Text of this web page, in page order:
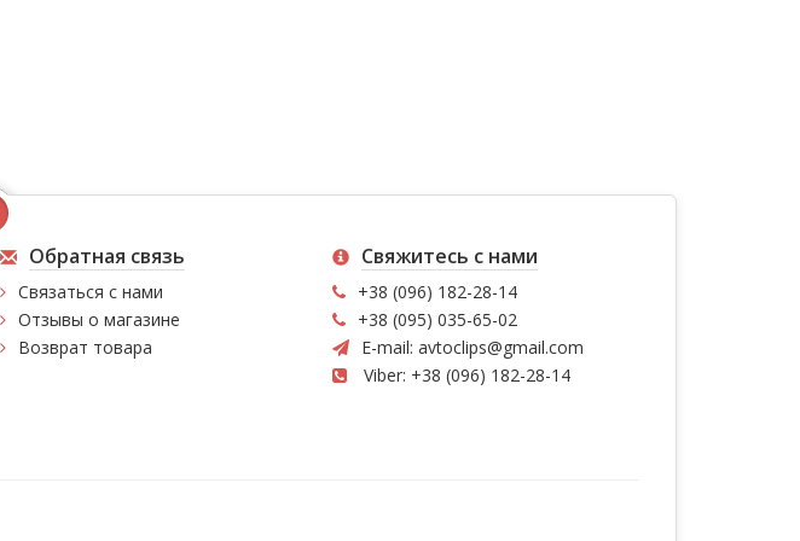
Обратная связь
Связаться с нами
Отзывы о магазине
Возврат товара
Свяжитесь с нами
+38 (096) 182-28-14
+38 (095) 035-65-02
E-mail: avtoclips@gmail.com
Viber: +38 (096) 182-28-14